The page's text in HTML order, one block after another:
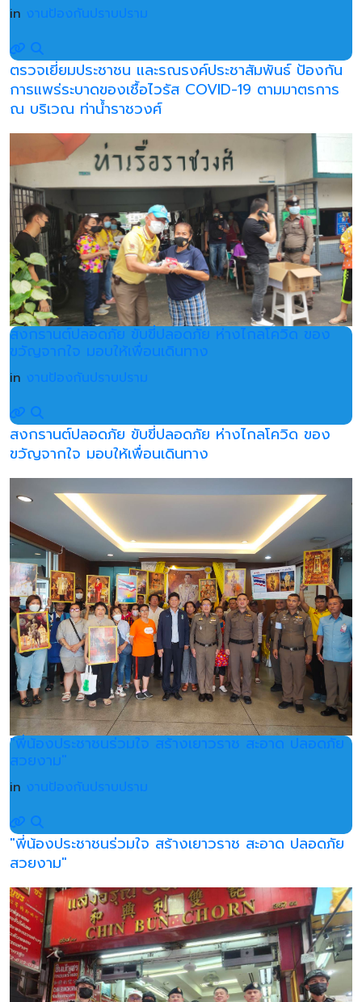
in งานป้องกันปราบปราม
ตรวจเยี่ยมประชาชน และรณรงค์ประชาสัมพันธ์ ป้องกัน
การแพร่ระบาดของเชื้อไวรัส COVID-19 ตามมาตรการ
ณ บริเวณ ท่าน้ำราชวงศ์
สงกรานต์ปลอดภัย ขับขี่ปลอดภัย ห่างไกลโควิด ของ
ขวัญจากใจ มอบให้เพื่อนเดินทาง
in งานป้องกันปราบปราม
สงกรานต์ปลอดภัย ขับขี่ปลอดภัย ห่างไกลโควิด ของ
ขวัญจากใจ มอบให้เพื่อนเดินทาง
"พี่น้องประชาชนร่วมใจ สร้างเยาวราช สะอาด ปลอดภัย
สวยงาม"
in งานป้องกันปราบปราม
"พี่น้องประชาชนร่วมใจ สร้างเยาวราช สะอาด ปลอดภัย
สวยงาม"